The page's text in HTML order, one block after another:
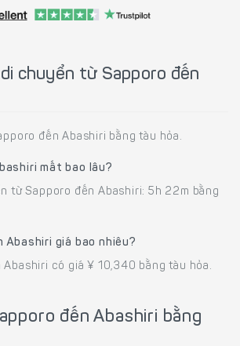
chuyển từ Sapporo đến
đến Abashiri bằng tàu hỏa.
mất bao lâu?
từ Sapporo đến Abashiri: 5h 22m bằng
Abashiri giá bao nhiêu?
Abashiri có giá ¥ 10,340 bằng tàu hỏa.
đến Abashiri bằng